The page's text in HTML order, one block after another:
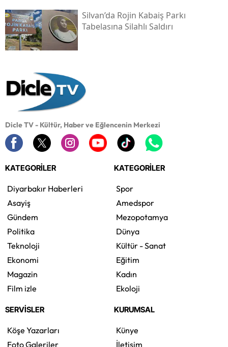
Silvan’da Rojin Kabaiş Parkı
Tabelasına Silahlı Saldırı
Dicle TV - Kültür, Haber ve Eğlencenin Merkezi
KATEGORİLER
Diyarbakır Haberleri
Asayiş
Gündem
Politika
Teknoloji
Ekonomi
Magazin
Film izle
KATEGORİLER
Spor
Amedspor
Mezopotamya
Dünya
Kültür - Sanat
Eğitim
Kadın
Ekoloji
SERVİSLER
Köşe Yazarları
Foto Galeriler
KURUMSAL
Künye
İletişim